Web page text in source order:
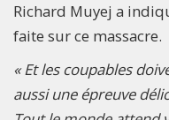
Richard Muyej a
faite sur ce massacre.
« Et les coupables
aussi une épreuve